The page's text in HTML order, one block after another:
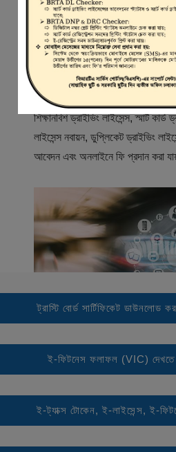
স্বাগতম
বিআরটিএ সার্ভিস পোর্টাল (বিএসপি)
(বিআরটিএ) এর একটি অনলাইন সেবা
মোটরযান মালিক, মোটরযান বিক্রেতাদের
শিক্ষানবিশ ড্রাইভিং লাইসেন্স, স্মার্ট কার্ড
লাইসেন্স নবায়ন, ডুপ্লিকেট ড্রাইভিং
আবেদন এবং অনলাইনে ফি প্রদান করা
ট্রাস্টি বোর্ড সার্টিফিকেট
ই-ফিটনেস ফলাফল (VIC)
ই-ট্যাক্স টোকেন, ই-লাইসেন্স, ই-